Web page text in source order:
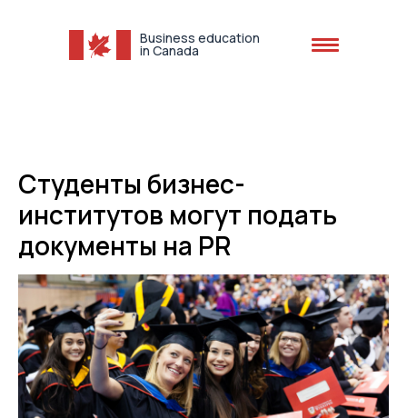
Business education
in Canada
Студенты бизнес-
институтов могут подать
документы на PR